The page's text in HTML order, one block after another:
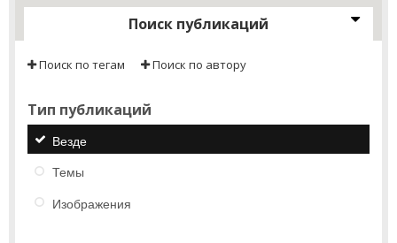
Поиск публикаций
Поиск по тегам Поиск по автору
Тип публикаций
Везде
Темы
Изображения